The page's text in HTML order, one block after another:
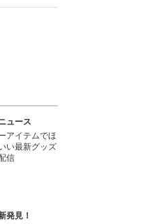
ュース
アイテムでほ
い最新グッズ
信
発見！